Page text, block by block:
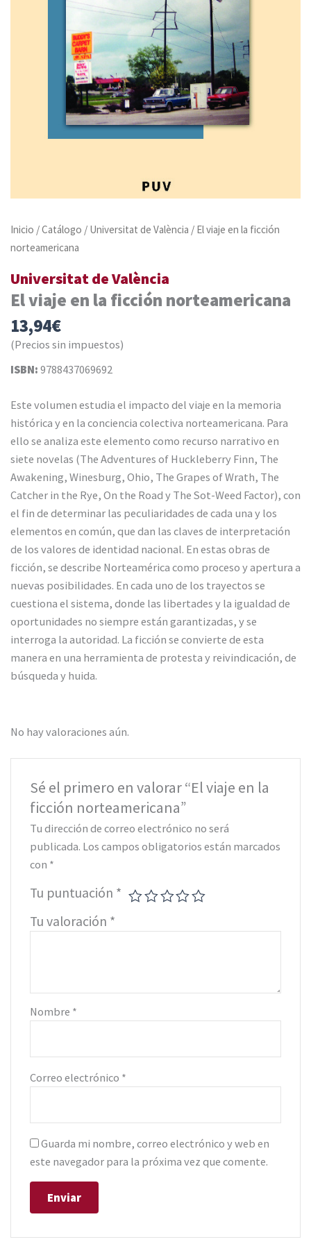
Inicio /Catálogo / Universitat de València / El viaje en la ficción
norteamericana
Universitat de València
El viaje en la ficción norteamericana
13,94€
(Precios sin impuestos)
ISBN: 9788437069692
Este volumen estudia el impacto del viaje en la memoria
histórica y en la conciencia colectiva norteamericana. Para
ello se analiza este elemento como recurso narrativo en
siete novelas (The Adventures of Huckleberry Finn, The
Awakening, Winesburg, Ohio, The Grapes of Wrath, The
Catcher in the Rye, On the Road y The Sot-Weed Factor), con
el fin de determinar las peculiaridades de cada una y los
elementos en común, que dan las claves de interpretación
de los valores de identidad nacional. En estas obras de
ficción, se describe Norteamérica como proceso y apertura a
nuevas posibilidades. En cada uno de los trayectos se
cuestiona el sistema, donde las libertades y la igualdad de
oportunidades no siempre están garantizadas, y se
interroga la autoridad. La ficción se convierte de esta
manera en una herramienta de protesta y reivindicación, de
búsqueda y huida.
No hay valoraciones aún.
Sé el primero en valorar “El viaje en la
ficción norteamericana”
Tu dirección de correo electrónico no será
publicada. Los campos obligatorios están marcados
con *
Tu puntuación *
Tu valoración *
Nombre *
Correo electrónico *
Guarda mi nombre, correo electrónico y web en
este navegador para la próxima vez que comente.